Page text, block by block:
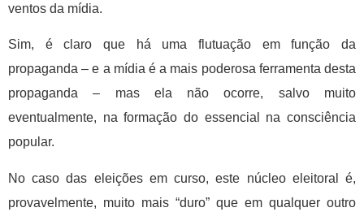
ventos da mídia.
Sim, é claro que há uma flutuação em função da
propaganda – e a mídia é a mais poderosa ferramenta desta
propaganda – mas ela não ocorre, salvo muito
eventualmente, na formação do essencial na consciência
popular.
No caso das eleições em curso, este núcleo eleitoral é,
provavelmente, muito mais “duro” que em qualquer outro